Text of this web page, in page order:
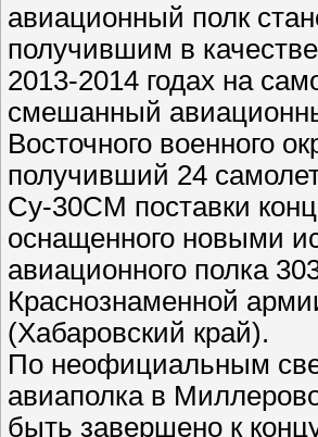
авиационный полк
получившим в
2013-2014 годах на
смешанный
Восточного военного
получивший 24
Су-30СМ поставки
оснащенного новыми
авиационного полка
Краснознаменной
(Хабаровский край).
По неофициальным
авиаполка в
быть завершено к